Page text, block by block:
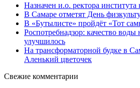
Назначен и.о. ректора института
В Самаре отметят День
В «Бутылисте» пройдёт «Тот
Роспотребнадзор: качество
улучшилось
На трансформаторной будке в
Аленький цветочек
Свежие комментарии